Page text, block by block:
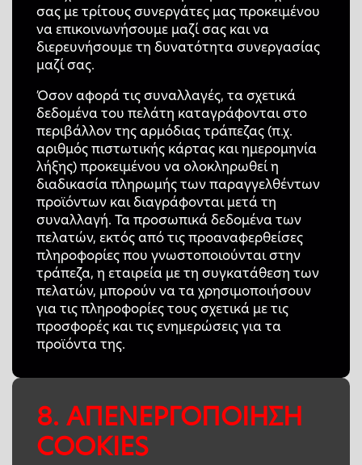
σας με τρίτους συνεργάτες μας προκειμένου
να επικοινωνήσουμε μαζί σας και να
διερευνήσουμε τη δυνατότητα συνεργασίας
μαζί σας.
Όσον αφορά τις συναλλαγές, τα σχετικά
δεδομένα του πελάτη καταγράφονται στο
περιβάλλον της αρμόδιας τράπεζας (π.χ.
αριθμός πιστωτικής κάρτας και ημερομηνία
λήξης) προκειμένου να ολοκληρωθεί η
διαδικασία πληρωμής των παραγγελθέντων
προϊόντων και διαγράφονται μετά τη
συναλλαγή. Τα προσωπικά δεδομένα των
πελατών, εκτός από τις προαναφερθείσες
πληροφορίες που γνωστοποιούνται στην
τράπεζα, η εταιρεία με τη συγκατάθεση των
πελατών, μπορούν να τα χρησιμοποιήσουν
για τις πληροφορίες τους σχετικά με τις
προσφορές και τις ενημερώσεις για τα
προϊόντα της.
8. ΑΠΕΝΕΡΓΟΠΟΙΗΣΗ
COOKIES